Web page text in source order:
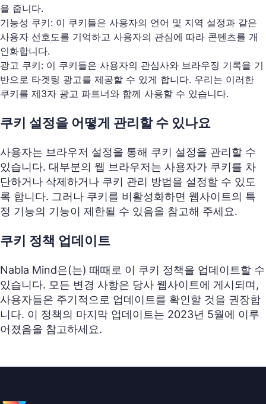
을 줍니다.
기능성 쿠키: 이 쿠키들은 사용자의 언어 및 지역 설정과 같은
사용자 선호도를 기억하고 사용자의 관심에 따라 콘텐츠를 개
인화합니다.
광고 쿠키: 이 쿠키들은 사용자의 관심사와 브라우징 기록을 기
반으로 타겟팅 광고를 제공할 수 있게 합니다. 우리는 이러한
쿠키를 제3자 광고 파트너와 함께 사용할 수 있습니다.
쿠키 설정을 어떻게 관리할 수 있나요
사용자는 브라우저 설정을 통해 쿠키 설정을 관리할 수
있습니다. 대부분의 웹 브라우저는 사용자가 쿠키를 차
단하거나 삭제하거나 쿠키 관리 방법을 설정할 수 있도
록 합니다. 그러나 쿠키를 비활성화하면 웹사이트의 특
정 기능의 기능이 제한될 수 있음을 참고해 주세요.
쿠키 정책 업데이트
Nabla Mind은(는) 때때로 이 쿠키 정책을 업데이트할 수
있습니다. 모든 변경 사항은 당사 웹사이트에 게시되며,
사용자들은 주기적으로 업데이트를 확인할 것을 권장합
니다. 이 정책의 마지막 업데이트는 2023년 5월에 이루
어졌음을 참고하세요.